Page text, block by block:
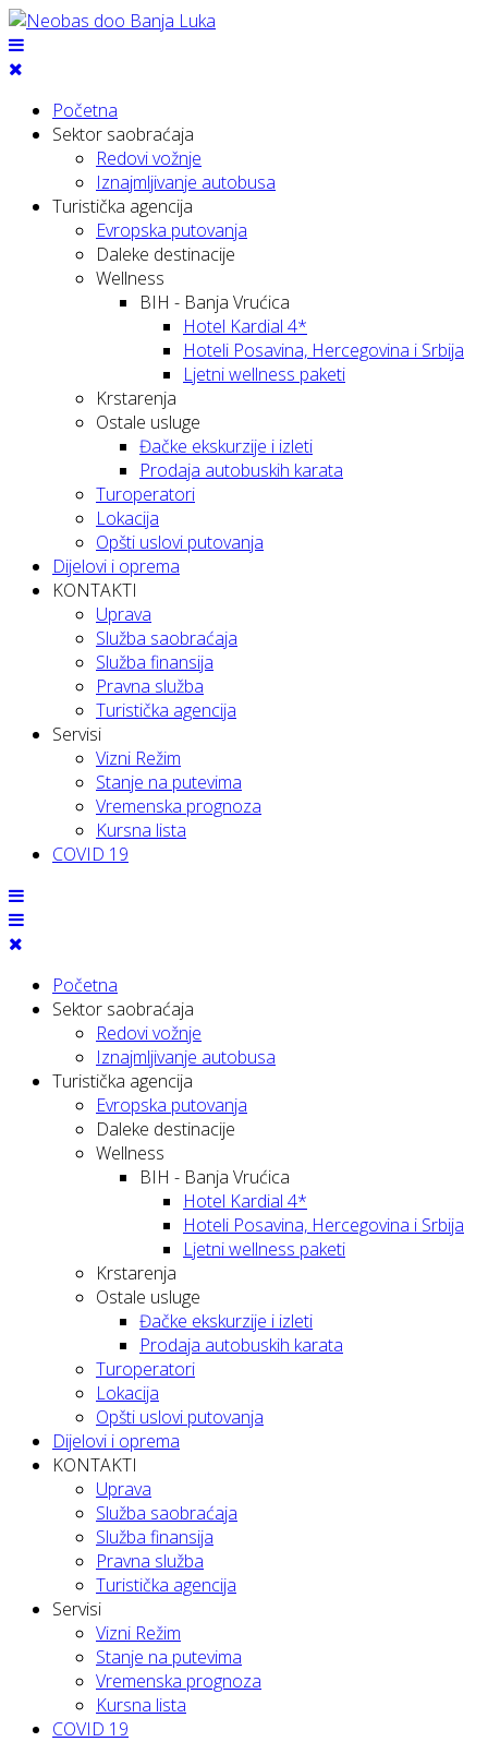
Početna
Sektor saobraćaja
Redovi vožnje
Iznajmljivanje autobusa
Turistička agencija
Evropska putovanja
Daleke destinacije
Wellness
BIH - Banja Vrućica
Hotel Kardial 4*
Hoteli Posavina, Hercegovina i Srbija
Ljetni wellness paketi
Krstarenja
Ostale usluge
Đačke ekskurzije i izleti
Prodaja autobuskih karata
Turoperatori
Lokacija
Opšti uslovi putovanja
Dijelovi i oprema
KONTAKTI
Uprava
Služba saobraćaja
Služba finansija
Pravna služba
Turistička agencija
Servisi
Vizni Režim
Stanje na putevima
Vremenska prognoza
Kursna lista
COVID 19
Početna
Sektor saobraćaja
Redovi vožnje
Iznajmljivanje autobusa
Turistička agencija
Evropska putovanja
Daleke destinacije
Wellness
BIH - Banja Vrućica
Hotel Kardial 4*
Hoteli Posavina, Hercegovina i Srbija
Ljetni wellness paketi
Krstarenja
Ostale usluge
Đačke ekskurzije i izleti
Prodaja autobuskih karata
Turoperatori
Lokacija
Opšti uslovi putovanja
Dijelovi i oprema
KONTAKTI
Uprava
Služba saobraćaja
Služba finansija
Pravna služba
Turistička agencija
Servisi
Vizni Režim
Stanje na putevima
Vremenska prognoza
Kursna lista
COVID 19